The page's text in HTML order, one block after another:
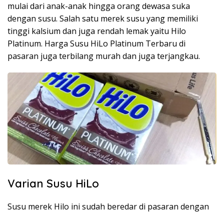
mulai dari anak-anak hingga orang dewasa suka
dengan susu. Salah satu merek susu yang memiliki
tinggi kalsium dan juga rendah lemak yaitu Hilo
Platinum. Harga Susu HiLo Platinum Terbaru di
pasaran juga terbilang murah dan juga terjangkau.
Varian Susu HiLo
Susu merek Hilo ini sudah beredar di pasaran dengan